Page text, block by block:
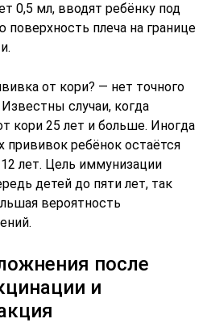
0,5 мл, вводят ребёнку под
поверхность плеча на границе
от кори? — нет точного
случаи, когда
кори 25 лет и больше. Иногда
прививок ребёнок остаётся
лет. Цель иммунизации
детей до пяти лет, так
вероятность
после
и